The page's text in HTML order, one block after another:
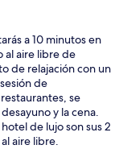
a 10 minutos en
al aire libre de
de relajación con un
de
se
y la cena.
de lujo son sus 2
aire libre.